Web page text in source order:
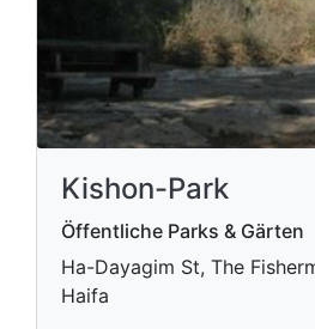
Kishon-Park
Öffentliche Parks & Gärten
Ha-Dayagim St, The
Haifa